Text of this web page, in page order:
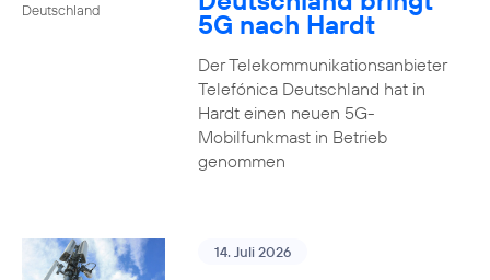
Deutschland
5G nach Hardt
Der Telekommunikationsanbieter
Telefónica Deutschland hat in
Hardt einen neuen 5G-
Mobilfunkmast in Betrieb
genommen
14. Juli 2026